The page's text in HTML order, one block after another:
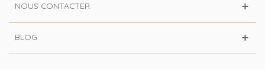
NOUS CONTACTER
BLOG